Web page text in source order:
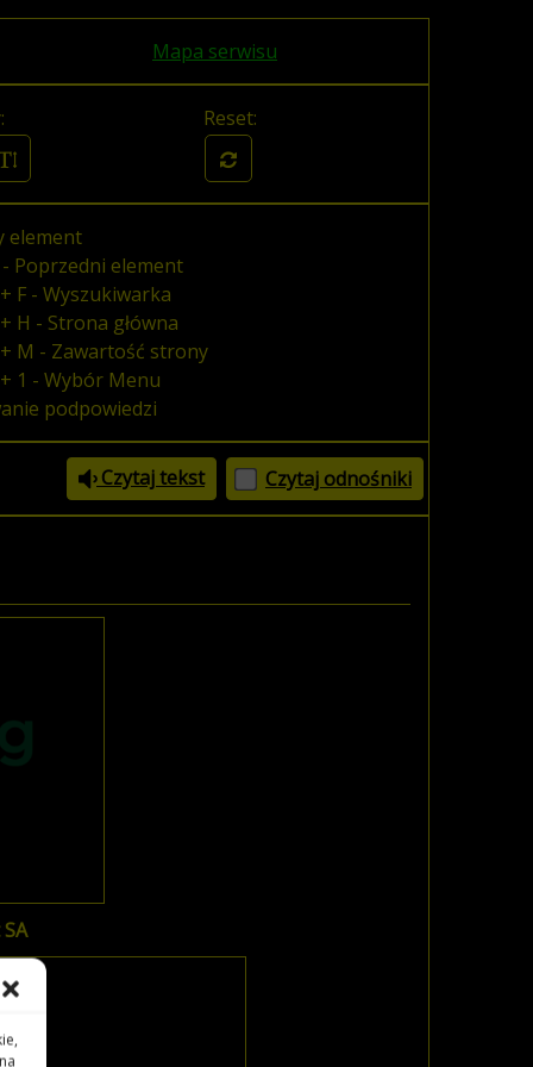
Mapa serwisu
Reset:
element
- Poprzedni element
F - Wyszukiwarka
H - Strona główna
M - Zawartość strony
1 - Wybór Menu
podpowiedzi
Czytaj tekst Czytaj odnośniki